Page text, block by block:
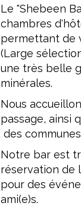
Le "Shebeen
chambres
permettant de
(Large
une très belle
minérales.
Nous
passage, ainsi
des
Notre bar est
réservation de
pour des
ami(e)s.